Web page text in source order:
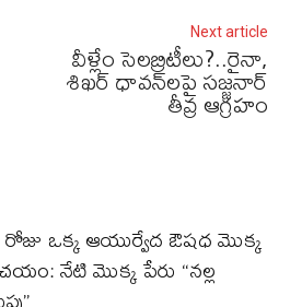
Next article
వీళ్లేం సెలబ్రిటీలు?..రైనా,
శిఖర్ ధావన్‌లపై సజ్జనార్
తీవ్ర ఆగ్రహం
రోజు ఒక్క ఆయుర్వేద ఔషధ మొక్క
నేటి మొక్క పేరు “నల్ల